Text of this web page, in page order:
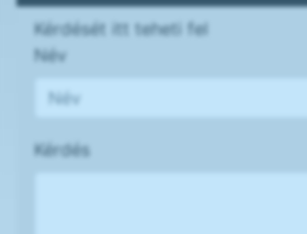
Kérdését itt teheti fel
Név
Kérdés